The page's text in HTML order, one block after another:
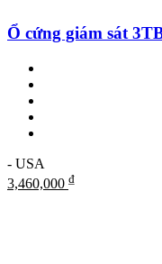
Ổ cứng giám sát
- USA
3,460,000 ₫